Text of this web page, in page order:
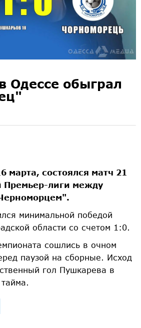
Одессе обыграл
марта, состоялся матч 21
Премьер-лиги между
минимальной победой
области со счетом 1:0.
сошлись в очном
паузой на сборные. Исход
гол Пушкарева в